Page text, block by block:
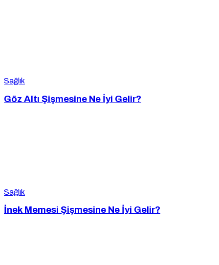
Sağlık
Göz Altı Şişmesine Ne İyi Gelir?
Sağlık
İnek Memesi Şişmesine Ne İyi Gelir?